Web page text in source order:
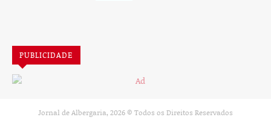
PUBLICIDADE
Jornal de Albergaria, 2026 © Todos os Direitos Reservados